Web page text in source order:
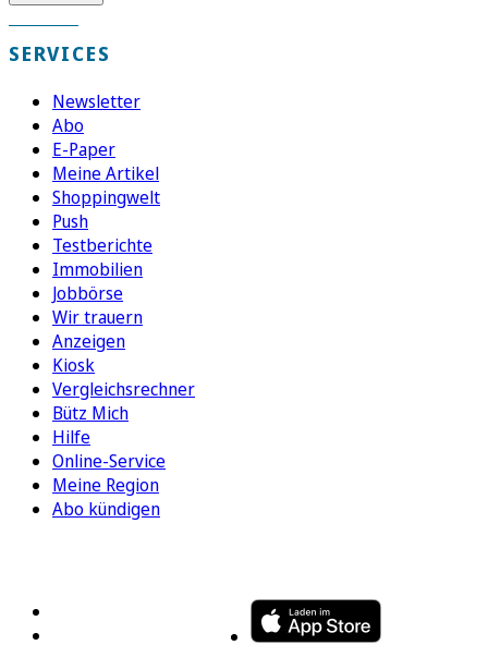
SERVICES
Newsletter
Abo
E-Paper
Meine Artikel
Shoppingwelt
Push
Testberichte
Immobilien
Jobbörse
Wir trauern
Anzeigen
Kiosk
Vergleichsrechner
Bütz Mich
Hilfe
Online-Service
Meine Region
Abo kündigen